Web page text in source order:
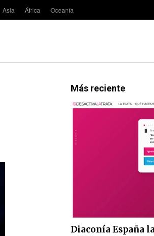
Asia África Oceanía
Más reciente
Diaconía España